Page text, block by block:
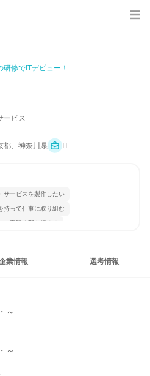
修でITデビュー！
ービス
都、神奈川県
IT
サービスを製作したい
持って仕事に取り組む
の専門分野を極める
業情報 選考情報
～
～